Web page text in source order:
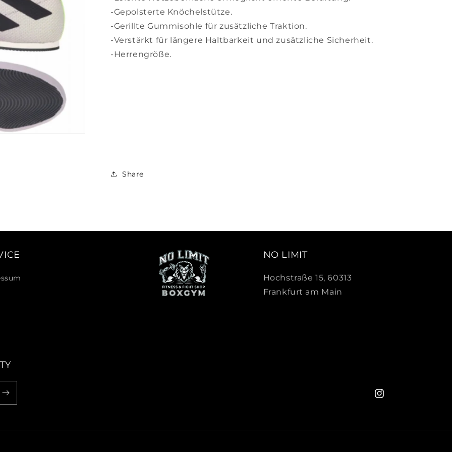
-Gepolsterte Knöchelstütze.
-Gerillte Gummisohle für zusätzliche Traktion.
-Verstärkt für längere Haltbarkeit und zusätzliche Sicherheit.
-Herrengröße.
Share
NO LIMIT
Hochstraße 15, 60313
Frankfurt am Main
Instagram